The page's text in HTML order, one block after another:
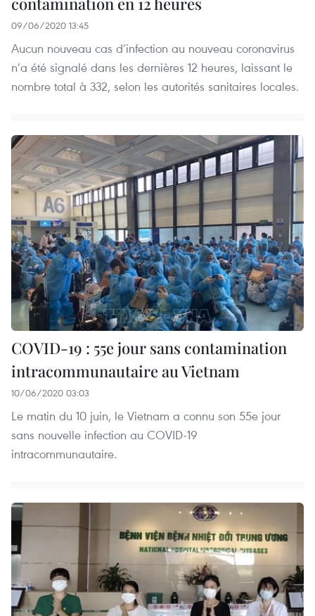
09/06/2020 13:45
Aucun nouveau cas d’infection au nouveau coronavirus
n’a été signalé dans les dernières 12 heures, laissant le
nombre total à 332, selon les autorités sanitaires locales.
COVID-19 : 55e jour sans contamination
intracommunautaire au Vietnam
10/06/2020 03:03
Le matin du 10 juin, le Vietnam a connu son 55e jour
sans nouvelle infection au COVID-19
intracommunautaire.